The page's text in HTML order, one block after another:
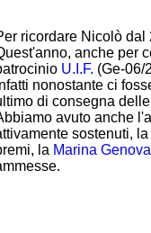
ricordare Nicolò
anche per
U.I.F. (Ge-06/
Infatti nonostante ci
di consegna
avuto anche
sostenuti, la
la Marina